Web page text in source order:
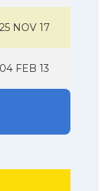
25 NOV 17
04 FEB 13